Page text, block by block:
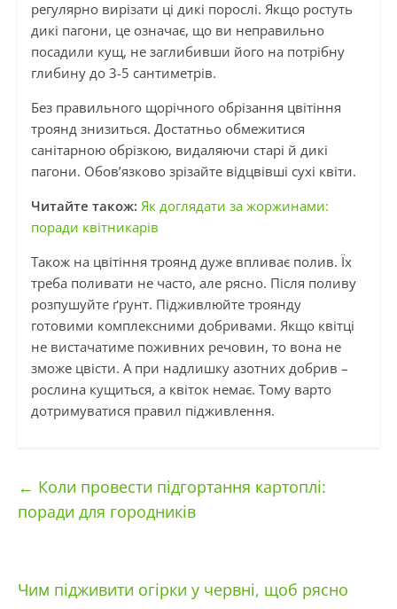
регулярно вирізати ці дикі порослі. Якщо ростуть
дикі пагони, це означає, що ви неправильно
посадили кущ, не заглибивши його на потрібну
глибину до 3-5 сантиметрів.
Без правильного щорічного обрізання цвітіння
троянд знизиться. Достатньо обмежитися
санітарною обрізкою, видаляючи старі й дикі
пагони. Обов’язково зрізайте відцвівші сухі квіти.
Читайте також: Як доглядати за жоржинами:
поради квітникарів
Також на цвітіння троянд дуже впливає полив. Їх
треба поливати не часто, але рясно. Після поливу
розпушуйте ґрунт. Підживлюйте троянду
готовими комплексними добривами. Якщо квітці
не вистачатиме поживних речовин, то вона не
зможе цвісти. А при надлишку азотних добрив –
рослина кущиться, а квіток немає. Тому варто
дотримуватися правил підживлення.
← Коли провести підгортання картоплі:
поради для городників
Чим підживити огірки у червні, щоб рясно